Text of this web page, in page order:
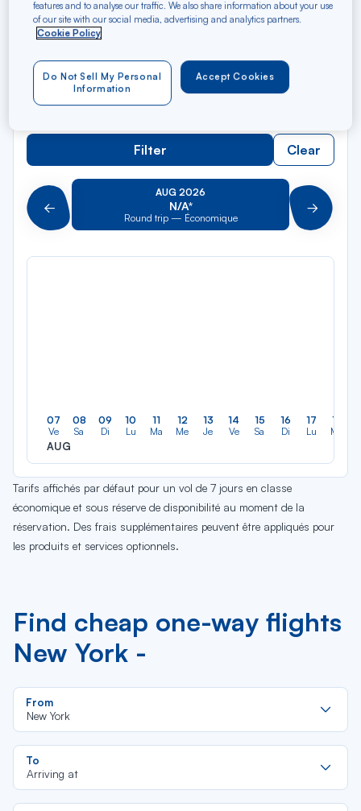
To
Arriving at
Type of travel
Round trip One way
Filter Clear
Précédent
AUG 2026
N/A*
Round trip — Économique Suivant
07
Ve
AUG
08
Sa
09
Di
10
Lu
11
Ma
12
Me
13
Je
14
Ve
15
Sa
16
Di
17
Lu
18
Ma
Tarifs affichés par défaut pour un vol de 7 jours en classe
économique et sous réserve de disponibilité au moment de la
réservation. Des frais supplémentaires peuvent être appliqués pour
les produits et services optionnels.
Find cheap one-way flights
New York -
From
New York
To
Arriving at
features and to analyse our traffic. We also share information about your use
of our site with our social media, advertising and analytics partners.
Cookie Policy
Accept Cookies
Do Not Sell My Personal
Information